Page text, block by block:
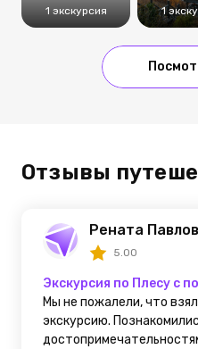
1 экскурсия 1
Отзывы
Рената
5.00
Экскурсия по Плесу с
Мы не пожалели, что
экскурсию.